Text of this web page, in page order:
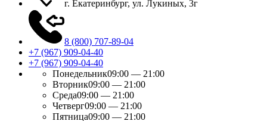
г. Екатеринбург, ул. Лукиных, 3г
8 (800) 707-89-04
+7 (967) 909-04-40
+7 (967) 909-04-40
Понедельник09:00 — 21:00
Вторник09:00 — 21:00
Среда09:00 — 21:00
Четверг09:00 — 21:00
Пятница09:00 — 21:00